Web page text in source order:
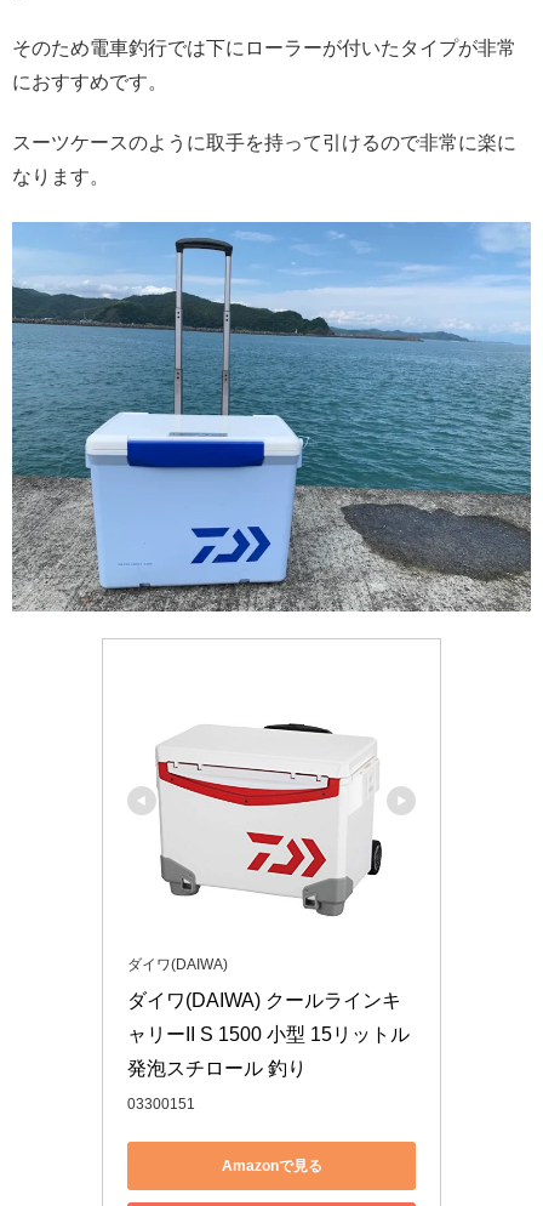
そのため電車釣行では下にローラーが付いたタイプが非常
におすすめです。
スーツケースのように取手を持って引けるので非常に楽に
なります。
ダイワ(DAIWA)
ダイワ(DAIWA) クールラインキ
ャリーII S 1500 小型 15リットル
発泡スチロール 釣り
03300151
Amazonで見る